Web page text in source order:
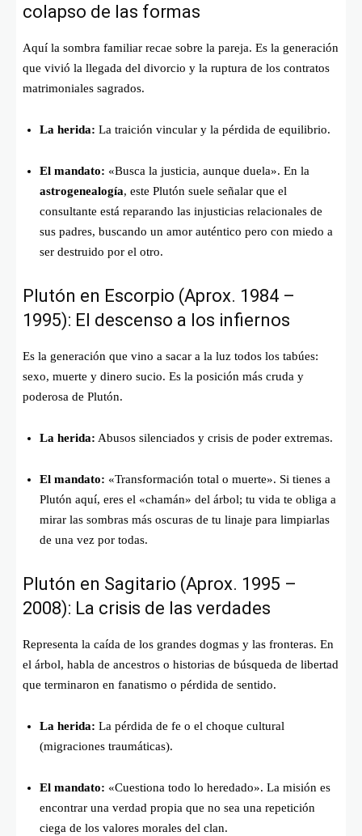
colapso de las formas
Aquí la sombra familiar recae sobre la pareja. Es la generación
que vivió la llegada del divorcio y la ruptura de los contratos
matrimoniales sagrados.
La herida: La traición vincular y la pérdida de equilibrio.
El mandato: «Busca la justicia, aunque duela». En la
astrogenealogía, este Plutón suele señalar que el
consultante está reparando las injusticias relacionales de
sus padres, buscando un amor auténtico pero con miedo a
ser destruido por el otro.
Plutón en Escorpio (Aprox. 1984 –
1995): El descenso a los infiernos
Es la generación que vino a sacar a la luz todos los tabúes:
sexo, muerte y dinero sucio. Es la posición más cruda y
poderosa de Plutón.
La herida: Abusos silenciados y crisis de poder extremas.
El mandato: «Transformación total o muerte». Si tienes a
Plutón aquí, eres el «chamán» del árbol; tu vida te obliga a
mirar las sombras más oscuras de tu linaje para limpiarlas
de una vez por todas.
Plutón en Sagitario (Aprox. 1995 –
2008): La crisis de las verdades
Representa la caída de los grandes dogmas y las fronteras. En
el árbol, habla de ancestros o historias de búsqueda de libertad
que terminaron en fanatismo o pérdida de sentido.
La herida: La pérdida de fe o el choque cultural
(migraciones traumáticas).
El mandato: «Cuestiona todo lo heredado». La misión es
encontrar una verdad propia que no sea una repetición
ciega de los valores morales del clan.